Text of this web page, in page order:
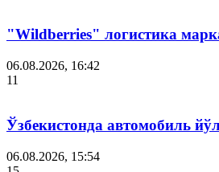
"Wildberries" логистика
06.08.2026, 16:42
11
Ўзбекистонда автомобиль
06.08.2026, 15:54